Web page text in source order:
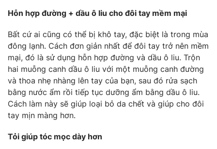
Tổng Biên tập:Vũ Thanh Thủy
Nguyễn Trọng Ninh
Tổng đài VTV:024.38 355 931 - 024.38 355 932
Ðiện thoại Thời báo VTV: 024.66 897 897
Email:toasoan@vtv.vn
Liên hệ quảng cáo:024-7300.7108
Hỗn hợp đường + dầu ô liu cho đôi tay mềm mại
Bất cứ ai cũng có thể bị khô tay, đặc biệt là trong mùa
đông lạnh. Cách đơn giản nhất để đôi tay trở nên mềm
mại, đó là sử dụng hỗn hợp đường và dầu ô liu. Trộn
hai muỗng canh dầu ô liu với một muỗng canh đường
và thoa nhẹ nhàng lên tay của bạn, sau đó rửa sạch
bằng nước ẩm rồi tiếp tục dưỡng ẩm bằng dầu ô liu.
Cách làm này sẽ giúp loại bỏ da chết và giúp cho đôi
tay mịn màng hơn.
Tỏi giúp tóc mọc dày hơn